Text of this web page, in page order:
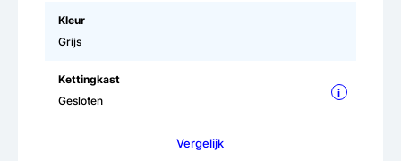
Kleur
Grijs
Kettingkast
Gesloten
i
Vergelijk